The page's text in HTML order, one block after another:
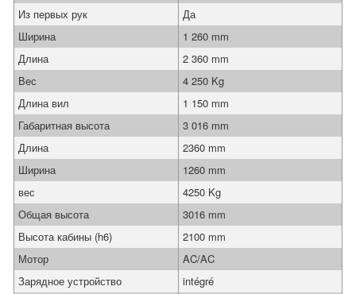
Из первых рук
Да
Ширина
1 260 mm
Длина
2 360 mm
Вес
4 250 Kg
Длина вил
1 150 mm
Габаритная высота
3 016 mm
Длина
2360 mm
Ширина
1260 mm
вес
4250 Kg
Общая высота
3016 mm
Высота кабины (h6)
2100 mm
Мотор
AC/AC
Зарядное устройство
intégré